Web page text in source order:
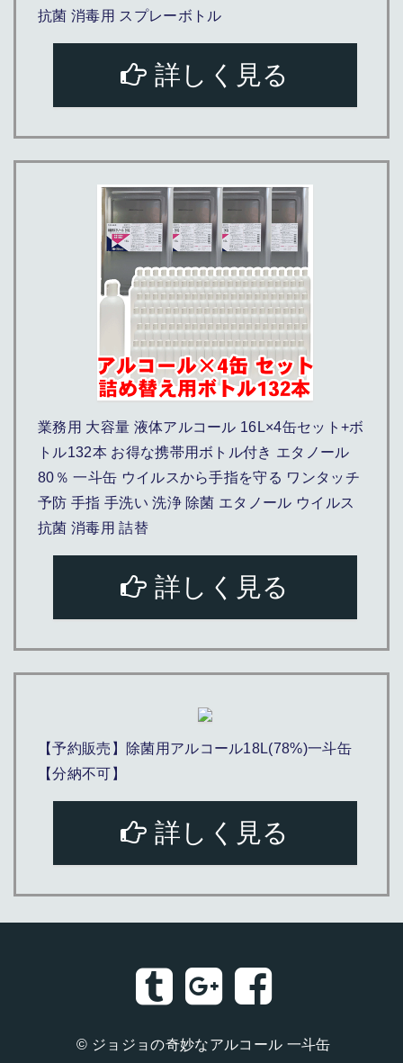
抗菌 消毒用 スプレーボトル
詳しく見る
業務用 大容量 液体アルコール 16L×4缶セット+ボ
トル132本 お得な携帯用ボトル付き エタノール
80％ 一斗缶 ウイルスから手指を守る ワンタッチ
予防 手指 手洗い 洗浄 除菌 エタノール ウイルス
抗菌 消毒用 詰替
詳しく見る
【予約販売】除菌用アルコール18L(78%)一斗缶
【分納不可】
詳しく見る
© ジョジョの奇妙なアルコール 一斗缶